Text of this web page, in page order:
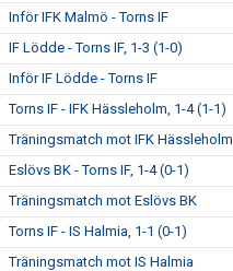
Inför IFK Malmö - Torns IF
IF Lödde - Torns IF, 1-3 (1-0)
Inför IF Lödde - Torns IF
Torns IF - IFK Hässleholm, 1-4 (1-1)
Träningsmatch mot IFK Hässleholm
Eslövs BK - Torns IF, 1-4 (0-1)
Träningsmatch mot Eslövs BK
Torns IF - IS Halmia, 1-1 (0-1)
Träningsmatch mot IS Halmia